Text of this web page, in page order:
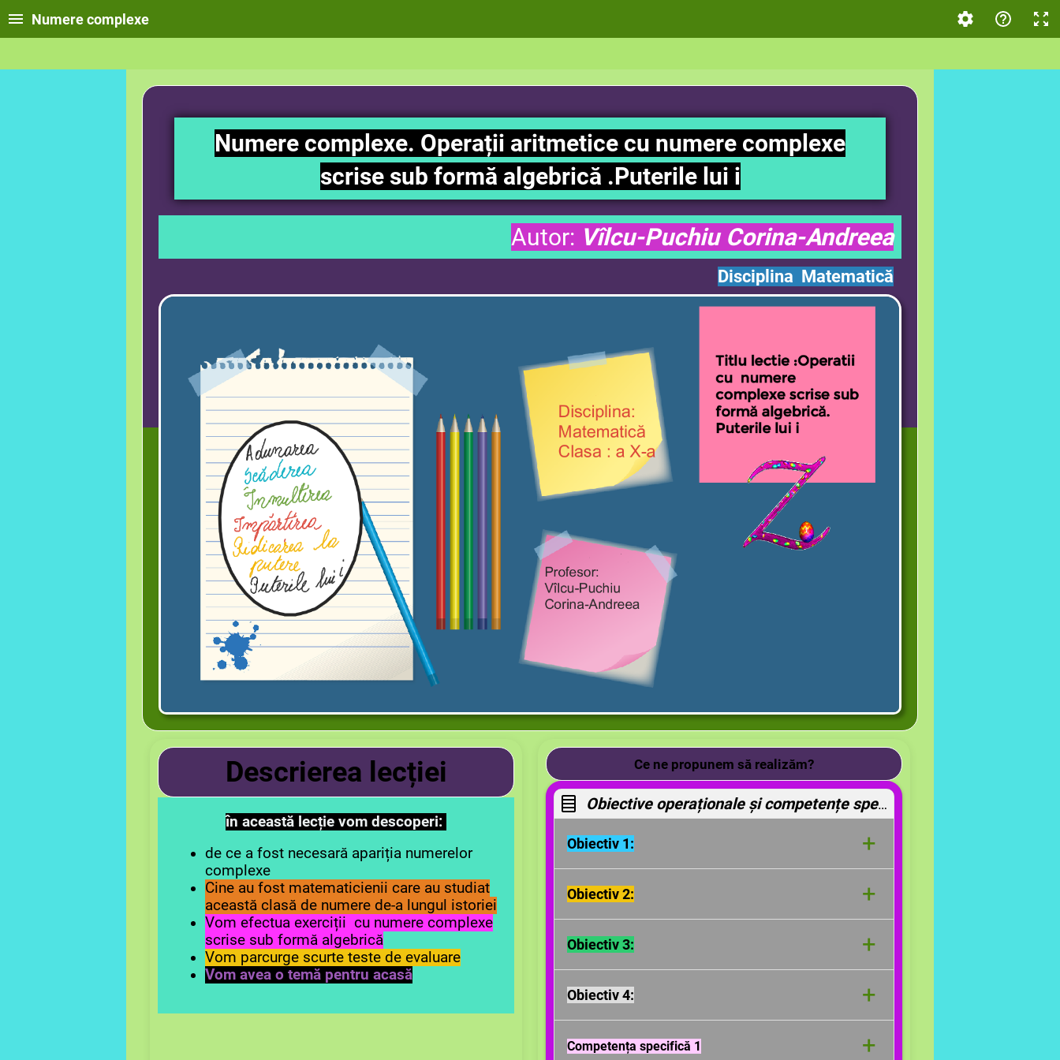
Numere complexe
Numere complexe. Operații aritmetice cu numere complexe
scrise sub formă algebrică .Puterile lui i
Autor: Vîlcu-Puchiu Corina-Andreea
Disciplina Matematică
Descrierea lecției
în această lecție vom descoperi:
de ce a fost necesară apariția numerelor
complexe
Cine au fost matematicienii care au studiat
această clasă de numere de-a lungul istoriei
Vom efectua exerciții cu numere complexe
scrise sub formă algebrică
Vom parcurge scurte teste de evaluare
Vom avea o temă pentru acasă
Ce ne propunem să realizăm?
Obiective operaționale și competențe specifice vizate
Obiectiv 1: +
La sfârșitul lecției fiecare elev va
defini noțiunea
de număr complex, conjugata unui număr complex,
Obiectiv 2: +
Fiecare elev va
partea reală a unui număr complex
Obiectiv 3: +
Fiecare elev va ști să
efectueze operații algebrice
cu numere complexe;
Obiectiv 4: +
Fiecare elev va calcula corect puterile lui i
Competența specifică 1 +